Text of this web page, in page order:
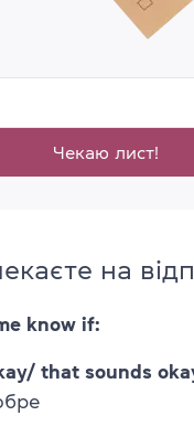
Чекаю лист!
на
know if:
that sounds